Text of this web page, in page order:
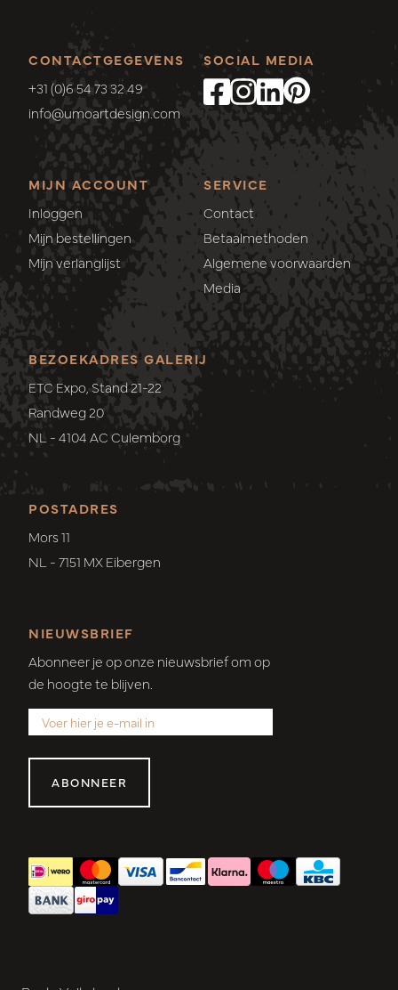
CONTACTGEGEVENS
+31 (0)6 54 73 32 49
info@umoartdesign.com
MIJN ACCOUNT
Inloggen
Mijn bestellingen
Mijn verlanglijst
SERVICE
Contact
Betaalmethoden
Algemene voorwaarden
Media
SOCIAL MEDIA
POSTADRES
Mors 11
NL - 7151 MX Eibergen
BEZOEKADRES GALERIJ
ETC Expo, Stand 21-22
Randweg 20
NL - 4104 AC Culemborg
NIEUWSBRIEF
Abonneer je op onze nieuwsbrief om op
de hoogte te blijven.
ABONNEER